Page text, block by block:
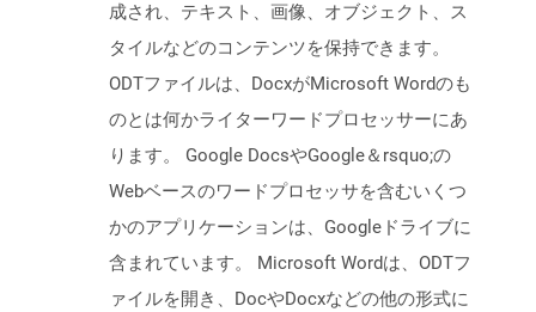
成され、テキスト、画像、オブジェクト、ス
タイルなどのコンテンツを保持できます。
ODTファイルは、DocxがMicrosoft Wordのも
のとは何かライターワードプロセッサーにあ
ります。 Google DocsやGoogle＆rsquo;の
Webベースのワードプロセッサを含むいくつ
かのアプリケーションは、Googleドライブに
含まれています。 Microsoft Wordは、ODTフ
ァイルを開き、DocやDocxなどの他の形式に